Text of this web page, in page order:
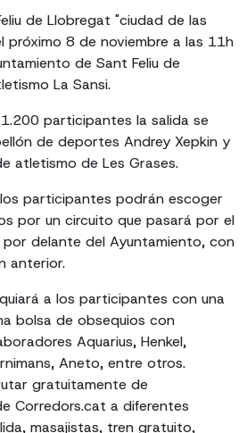
de Llobregat "ciudad de las
próximo 8 de noviembre a las 11h
de Sant Feliu de
La Sansi.
participantes la salida se
de deportes Andrey Xepkin y
atletismo de Les Grases.
participantes podrán escoger
por un circuito que pasará por el
delante del Ayuntamiento, con
anterior.
a los participantes con una
bolsa de obsequios con
Aquarius, Henkel,
Aneto, entre otros.
gratuitamente de
Corredors.cat a diferentes
masajistas, tren gratuito,